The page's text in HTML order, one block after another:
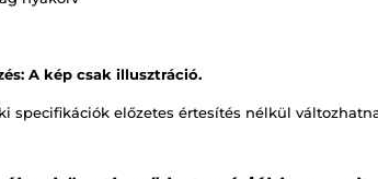
A kép csak illusztráció.
specifikációk előzetes értesítés nélkül